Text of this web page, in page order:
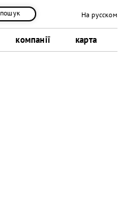
компанії карта
пошук На русском